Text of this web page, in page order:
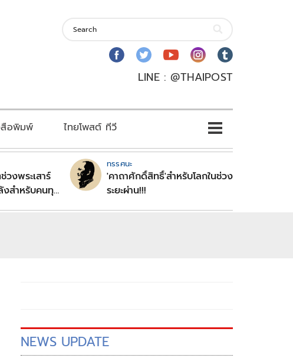
LINE : @THAIPOST
อพิมพ์ ไทยโพสต์ ทีวี
งพระเสาร์
งสำหรับคนทุก
ทรรศนะ
'คาถาศักดิ์สิทธิ์'สำหรับโลกในช่วง
ระยะผ่าน!!!
NEWS UPDATE